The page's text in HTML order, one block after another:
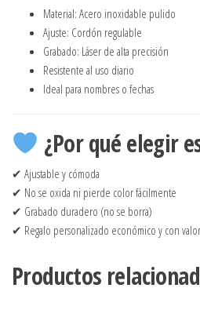
Material: Acero inoxidable pulido
Ajuste: Cordón regulable
Grabado: Láser de alta precisión
Resistente al uso diario
Ideal para nombres o fechas
¿Por qué elegir
✔ Ajustable y cómoda
✔ No se oxida ni pierde color fácilmente
✔ Grabado duradero (no se borra)
✔ Regalo personalizado económico y con
Productos